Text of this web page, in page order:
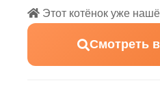
Этот котёнок уже
Смотреть